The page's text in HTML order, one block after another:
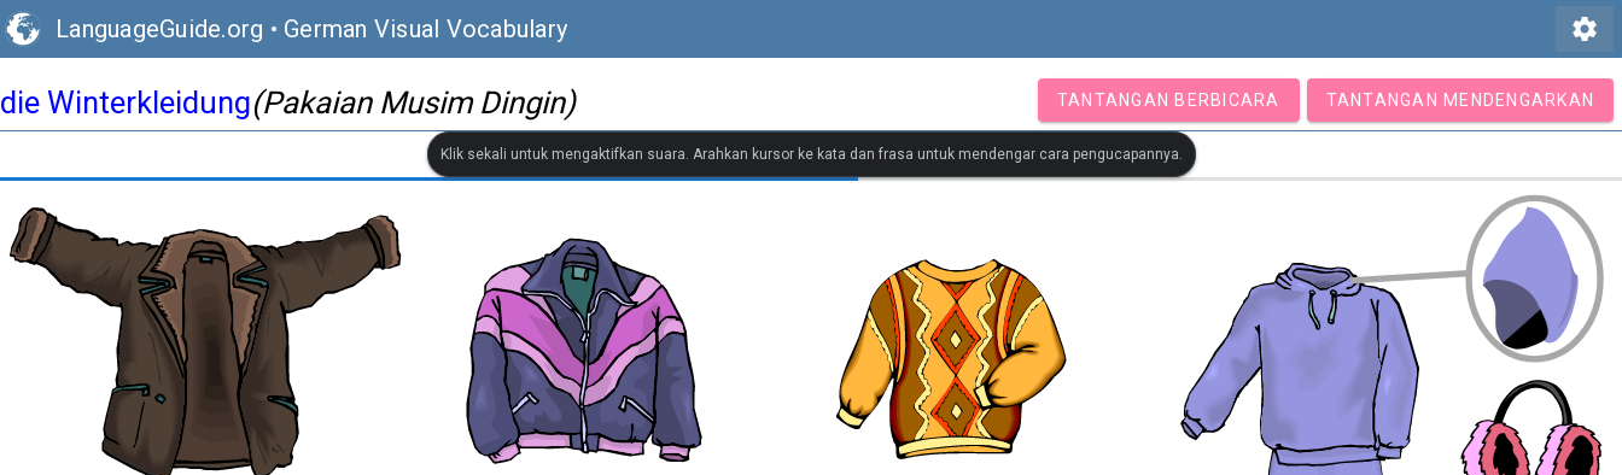
LanguageGuide.org • German Visual Vocabulary settings
die Winterkleidung(Pakaian Musim Dingin) TANTANGAN BERBICARA TANTANGAN MENDENGARKAN
Klik sekali untuk mengaktifkan suara. Arahkan kursor ke kata dan frasa untuk mendengar cara pengucapannya.